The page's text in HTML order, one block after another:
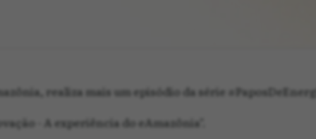
realiza mais um episódio da série
- A experiência do eAmazônia".